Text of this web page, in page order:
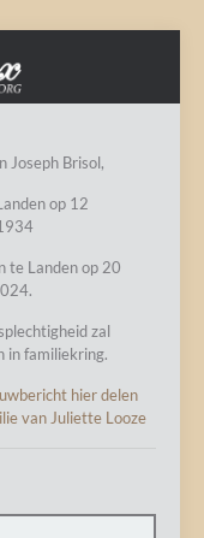
Joseph Brisol,
op 12
te Landen op 20
zal
in familiekring.
hier delen
van Juliette Looze